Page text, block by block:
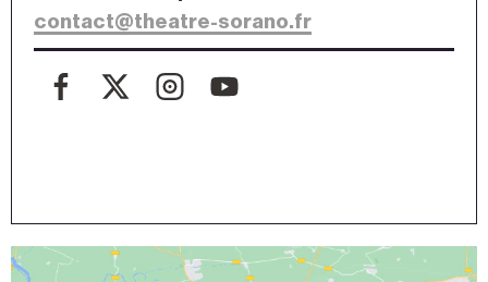
contact@theatre-sorano.fr